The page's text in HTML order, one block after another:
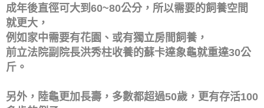
成年後直徑可大到60~80公分，所以需要的飼養空間
就更大，
例如家中需要有花園、或有獨立房間飼養，
前立法院副院長洪秀柱收養的蘇卡達象龜就重達30公
斤。
另外，陸龜更加長壽，多數都超過50歲，更有存活100